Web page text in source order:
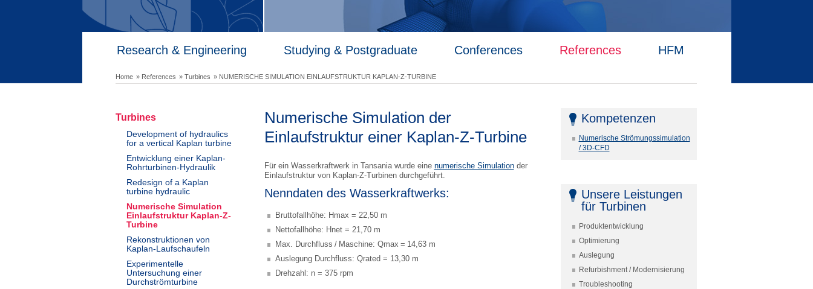
Research & Engineering Studying & Postgraduate Conferences References HFM
Home » References » Turbines » NUMERISCHE SIMULATION EINLAUFSTRUKTUR KAPLAN-Z-TURBINE
Turbines
Development of hydraulics
for a vertical Kaplan turbine
Entwicklung einer Kaplan-
Rohrturbinen-Hydraulik
Redesign of a Kaplan
turbine hydraulic
Numerische Simulation
Einlaufstruktur Kaplan-Z-
Turbine
Rekonstruktionen von
Kaplan-Laufschaufeln
Experimentelle
Untersuchung einer
Durchströmturbine
Numerische Simulation der
Einlaufstruktur einer Kaplan-Z-Turbine
Für ein Wasserkraftwerk in Tansania wurde eine numerische Simulationder
Einlaufstruktur von Kaplan-Z-Turbinen durchgeführt.
Nenndaten des Wasserkraftwerks:
Bruttofallhöhe: Hmax = 22,50 m
Nettofallhöhe: Hnet = 21,70 m
Max. Durchfluss / Maschine: Qmax = 14,63 m
Auslegung Durchfluss: Qrated = 13,30 m
Drehzahl: n = 375 rpm
Kompetenzen
Numerische Strömungssimulation
/ 3D-CFD
Unsere Leistungen
für Turbinen
Produktentwicklung
Optimierung
Auslegung
Refurbishment / Modernisierung
Troubleshooting